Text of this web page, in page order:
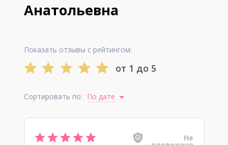
Анатольевна
Показать отзывы с рейтингом:
от 1 до 5
Сортировать по: По дате
Не